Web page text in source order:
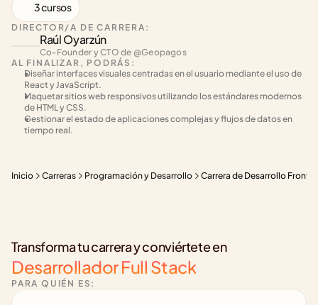
3 cursos
DIRECTOR/A DE CARRERA:
Raúl Oyarzún
Co-Founder y CTO de @Geopagos
AL FINALIZAR, PODRÁS:
Diseñar interfaces visuales centradas en el usuario mediante el uso de
React y JavaScript.
Maquetar sitios web responsivos utilizando los estándares modernos
de HTML y CSS.
Gestionar el estado de aplicaciones complejas y flujos de datos en
tiempo real.
Inicio Carreras Programación y Desarrollo Carrera de Desarrollo
Transforma tu carrera y conviértete en
Desarrollador Full Stack
PARA QUIÉN ES: